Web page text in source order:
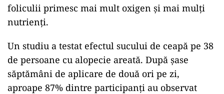
foliculii primesc mai mult oxigen și mai mulți
nutrienți.
Un studiu a testat efectul sucului de ceapă pe 38
de persoane cu alopecie areată. După șase
săptămâni de aplicare de două ori pe zi,
aproape 87% dintre participanți au observat